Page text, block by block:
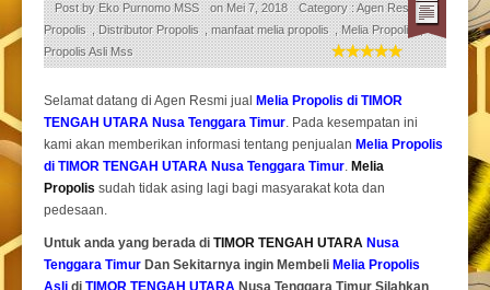
Post byEko Purnomo MSS onMei 7, 2018 Category :Agen Resmi
Propolis ,Distributor Propolis ,manfaat melia propolis ,Melia Propolis
,
Propolis Asli Mss
Selamat datang di Agen Resmi jual Melia Propolis di TIMOR
TENGAH UTARA Nusa Tenggara Timur. Pada kesempatan ini
kami akan memberikan informasi tentang penjualan Melia Propolis
di TIMOR TENGAH UTARA Nusa Tenggara Timur. Melia
Propolis sudah tidak asing lagi bagi masyarakat kota dan
pedesaan.
Untuk anda yang berada di TIMOR TENGAH UTARA Nusa
Tenggara Timur Dan Sekitarnya ingin Membeli Melia Propolis